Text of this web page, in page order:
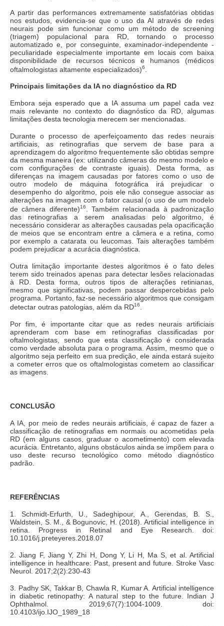
A partir das performances extremamente satisfatórias obtidas
nos estudos, evidencia-se que o uso da AI através de redes
neurais pode sim funcionar como um método de screening
(triagem) populacional para RD, tornando o processo
automatizado e, por conseguinte, examinador-independente -
peculiaridade especialmente importante em locais com baixa
disponibilidade de recursos técnicos e humanos (médicos
oftalmologistas altamente especializados)6
Principais limitações da IA no diagnóstico da RD
Embora seja esperado que a IA assuma um papel cada vez
mais relevante no contexto do diagnóstico da RD, algumas
limitações desta tecnologia merecem ser mencionadas.
Durante o processo de aperfeiçoamento das redes neurais
artificiais, as retinografias que servem de base para a
aprendizagem do algoritmo frequentemente são obtidas sempre
da mesma maneira (ex: utilizando câmeras do mesmo modelo e
com configurações de contraste iguais). Desta forma, as
diferenças na imagem causadas por fatores como o uso de
outro modelo de máquina fotográfica irá prejudicar o
desempenho do algoritmo, pois ele não consegue associar as
alterações na imagem com o fator causal (o uso de um modelo
de câmera diferente)16
. Também relacionada à padronização
das retinografias a serem analisadas pelo algoritmo, é
necessário considerar as alterações causadas pela opacificação
de meios que se encontram entre a câmera e a retina, como
por exemplo a catarata ou leucomas. Tais alterações também
podem prejudicar a acurácia diagnóstica.
Outra limitação importante destes algoritmos é o fato deles
terem sido treinados apenas para detectar lesões relacionadas
à RD. Desta forma, outros tipos de alterações retinianas,
mesmo que significativas, podem passar despercebidas pelo
programa. Portanto, faz-se necessário algoritmos que consigam
detectar outras patologias, além da RD16
Por fim, é importante citar que as redes neurais artificiais
aprenderam com base em retinografias classificadas por
oftalmologistas, sendo que esta classificação é considerada
como verdade absoluta para o programa. Assim, mesmo que o
algoritmo seja perfeito em sua predição, ele ainda estará sujeito
a cometer erros que os oftalmologistas cometem ao classificar
as imagens.
CONCLUSÃO
A IA, por meio de redes neurais artificiais, é capaz de fazer a
classificação de retinografias em normais ou acometidas pela
RD (em alguns casos, graduar o acometimento) com elevada
acurácia. Entretanto, alguns obstáculos ainda se impõem para o
uso deste recurso tecnológico como método diagnóstico
padrão.
REFERÊNCIAS
1. Schmidt-Erfurth, U., Sadeghipour, A., Gerendas, B. S.,
Waldstein, S. M., & Bogunovic, H. (2018). Artificial intelligence in
retina. Progress in Retinal and Eye Research. doi:
10.1016/j.preteyeres.2018.07
2. Jiang F, Jiang Y, Zhi H, Dong Y, Li H, Ma S, et al. Artificial
intelligence in healthcare: Past, present and future. Stroke Vasc
Neurol. 2017;2(2):230-43
3. Padhy SK, Takkar B, Chawla R, Kumar A. Artificial intelligence
in diabetic retinopathy: A natural step to the future. Indian J
Ophthalmol. 2019;67(7):1004-1009. doi:
10.4103/ijo.IJO_1989_18